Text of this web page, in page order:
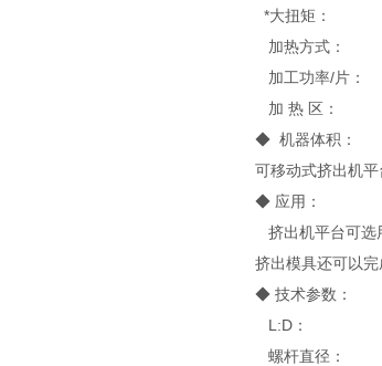
*大扭矩：
加热方式：
加工功率/片
加 热 区：
◆ 机器体积：
可移动式挤出机平
◆ 应用：
挤出机平台可选
挤出模具还可以完
◆ 技术参数：
L:D：
螺杆直径